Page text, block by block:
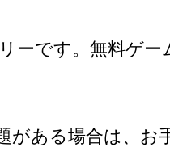
ーです。無料ゲー
がある場合は、お